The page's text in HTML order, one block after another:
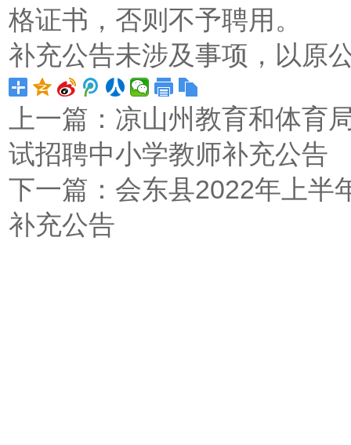
格证书，否则不予聘用。
补充公告未涉及事项，以原
上一篇： 凉山州教育和体育
试招聘中小学教师补充公告
下一篇： 会东县2022年上半
补充公告